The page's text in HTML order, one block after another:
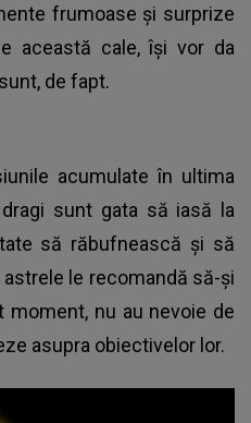
frumoase și surprize
această cale, își vor da
de fapt.
acumulate în ultima
sunt gata să iasă la
să răbufnească și să
le recomandă să-și
nu au nevoie de
asupra obiectivelor lor.